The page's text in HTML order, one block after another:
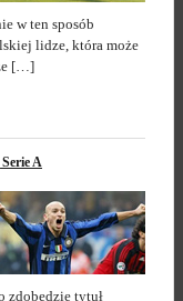
w ten sposób
lidze, która może
[…]
A
zdobędzie tytuł